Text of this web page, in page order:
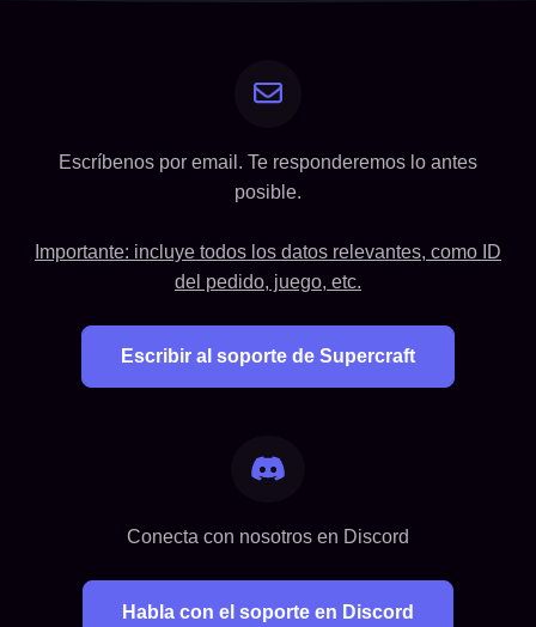
Escríbenos por email. Te responderemos lo antes
posible.
Importante: incluye todos los datos relevantes, como ID
del pedido, juego, etc.
Escribir al soporte de Supercraft
Conecta con nosotros en Discord
Habla con el soporte en Discord